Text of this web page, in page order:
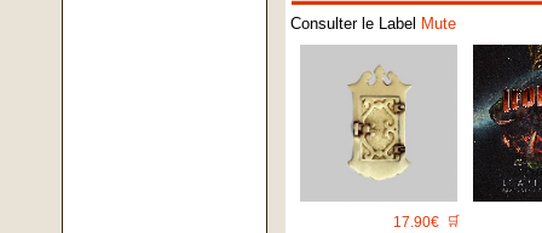
Consulter le Label Mute
17.90€ 🛒